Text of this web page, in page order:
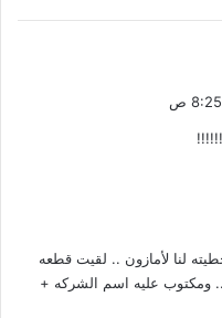
لنا لأمازون .. لقيت قطعه
عليه اسم الشركه +